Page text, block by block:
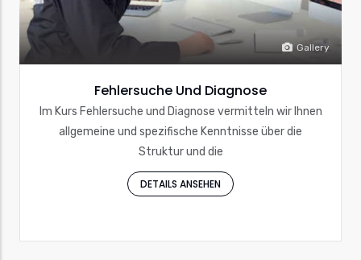
Gallery
Fehlersuche Und Diagnose
Im Kurs Fehlersuche und Diagnose vermitteln wir Ihnen
allgemeine und spezifische Kenntnisse über die
Struktur und die
DETAILS ANSEHEN